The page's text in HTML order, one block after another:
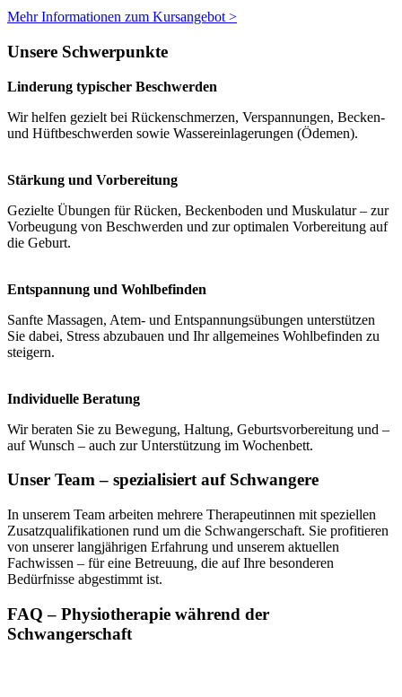
Mehr Informationen zum Kursangebot >
Unsere Schwerpunkte
Linderung typischer Beschwerden
Wir helfen gezielt bei Rückenschmerzen, Verspannungen, Becken-
und Hüftbeschwerden sowie Wassereinlagerungen (Ödemen).
Stärkung und Vorbereitung
Gezielte Übungen für Rücken, Beckenboden und Muskulatur – zur
Vorbeugung von Beschwerden und zur optimalen Vorbereitung auf
die Geburt.
Entspannung und Wohlbefinden
Sanfte Massagen, Atem- und Entspannungsübungen unterstützen
Sie dabei, Stress abzubauen und Ihr allgemeines Wohlbefinden zu
steigern.
Individuelle Beratung
Wir beraten Sie zu Bewegung, Haltung, Geburtsvorbereitung und –
auf Wunsch – auch zur Unterstützung im Wochenbett.
Unser Team – spezialisiert auf Schwangere
In unserem Team arbeiten mehrere Therapeutinnen mit speziellen
Zusatzqualifikationen rund um die Schwangerschaft. Sie profitieren
von unserer langjährigen Erfahrung und unserem aktuellen
Fachwissen – für eine Betreuung, die auf Ihre besonderen
Bedürfnisse abgestimmt ist.
FAQ – Physiotherapie während der
Schwangerschaft